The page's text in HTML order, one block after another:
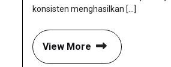
konsisten menghasilkan [...]
View More